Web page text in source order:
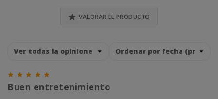
 VALORAR EL PRODUCTO
    
Buen entretenimiento